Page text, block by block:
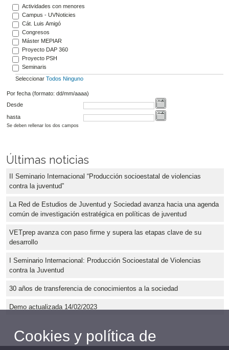
Actividades con menores
Campus - UVNoticies
Cát. Luis Amigó
Congresos
Máster MEPIAR
Proyecto DAP 360
Proyecto PSH
Seminaris
Seleccionar Todos Ninguno
Por fecha (formato: dd/mm/aaaa)
Desde
hasta
Se deben rellenar los dos campos
Últimas noticias
II Seminario Internacional “Producción socioestatal de violencias
contra la juventud”
La Red de Estudios de Juventud y Sociedad avanza hacia una agenda
común de investigación estratégica en políticas de juventud
VETprep avanza con paso firme y supera las etapas clave de su
desarrollo
I Seminario Internacional: Producción Socioestatal de Violencias
contra la Juventud
30 años de transferencia de conocimientos a la sociedad
Demo actualizada 14/02/2023
Cookies y política de